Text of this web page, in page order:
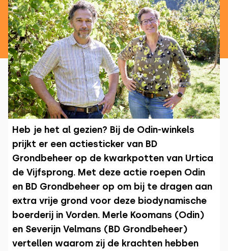
Heb je het al gezien? Bij de Odin-winkels
prijkt er een actiesticker van BD
Grondbeheer op de kwarkpotten van Urtica
de Vijfsprong. Met deze actie roepen Odin
en BD Grondbeheer op om bij te dragen aan
extra vrije grond voor deze biodynamische
boerderij in Vorden. Merle Koomans (Odin)
en Severijn Velmans (BD Grondbeheer)
vertellen waarom zij de krachten hebben